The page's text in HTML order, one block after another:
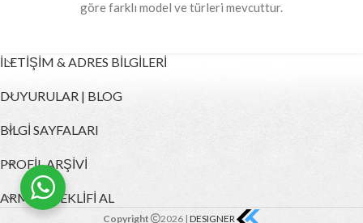
göre farklı model ve türleri mevcuttur.
İLETİŞİM & ADRES BİLGİLERİ
DUYURULAR | BLOG
BİLGİ SAYFALARI
PROFİL ARŞİVİ
ARMUT TEKLİFİ AL
Copyright 2026 | DESIGNER